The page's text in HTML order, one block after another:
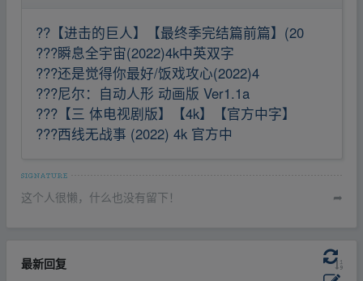
??【进击的巨人】【最终季完结篇前篇】(20
???瞬息全宇宙(2022)4k中英双字
???还是觉得你最好/饭戏攻心(2022)4
???尼尔：自动人形 动画版 Ver1.1a
???【三 体电视剧版】【4k】【官方中字】
???西线无战事 (2022) 4k 官方中
这个人很懒，什么也没有留下！ ➦
最新回复